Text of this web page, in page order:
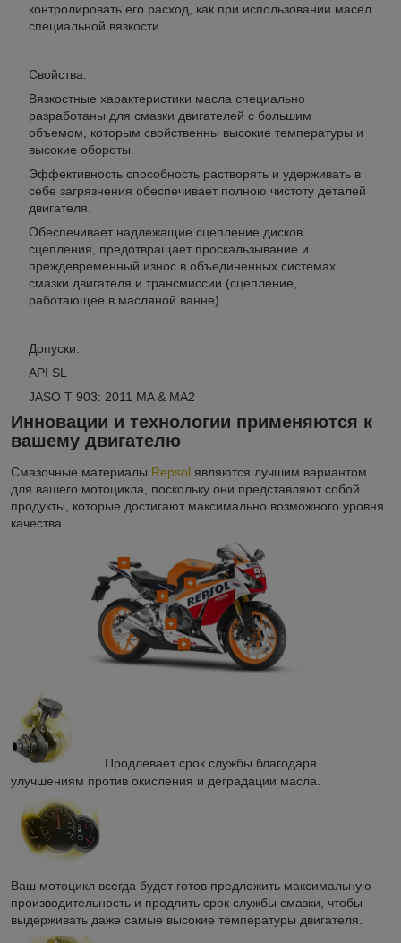
контролировать его расход, как при использовании масел
специальной вязкости.
Свойства:
Вязкостные характеристики масла специально
разработаны для смазки двигателей с большим
объемом, которым свойственны высокие температуры и
высокие обороты.
Эффективность способность растворять и удерживать в
себе загрязнения обеспечивает полною чистоту деталей
двигателя.
Обеспечивает надлежащие сцепление дисков
сцепления, предотвращает проскальзывание и
преждевременный износ в объединенных системах
смазки двигателя и трансмиссии (сцепление,
работающее в масляной ванне).
Допуски:
API SL
JASO T 903: 2011 MA & MA2
Инновации и технологии применяются к
вашему двигателю
Смазочные материалы Repsol являются лучшим вариантом
для вашего мотоцикла, поскольку они представляют собой
продукты, которые достигают максимально возможного уровня
качества.
Продлевает срок службы благодаря
улучшениям против окисления и деградации масла.
Ваш мотоцикл всегда будет готов предложить максимальную
производительность и продлить срок службы смазки, чтобы
выдерживать даже самые высокие температуры двигателя.